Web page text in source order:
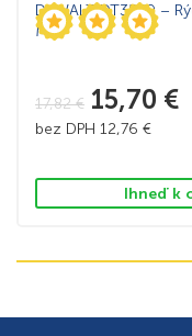
DeWALT DT3559 –
M14
17,82€ 15,70 €
bez DPH 12,76 €
Ihneď k